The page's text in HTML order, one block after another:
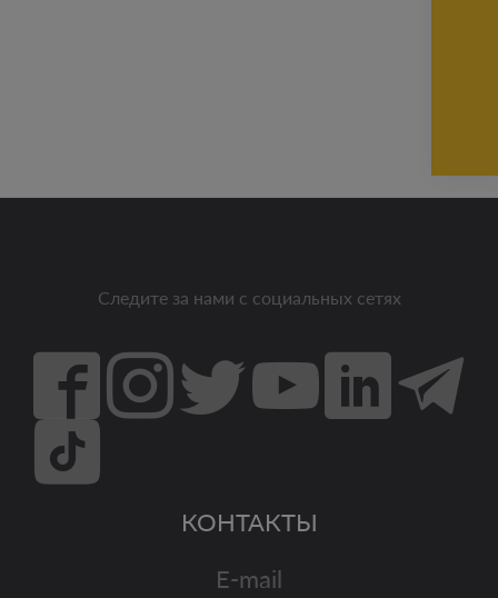
Следите за нами с социальных сетях
КОНТАКТЫ
E-mail